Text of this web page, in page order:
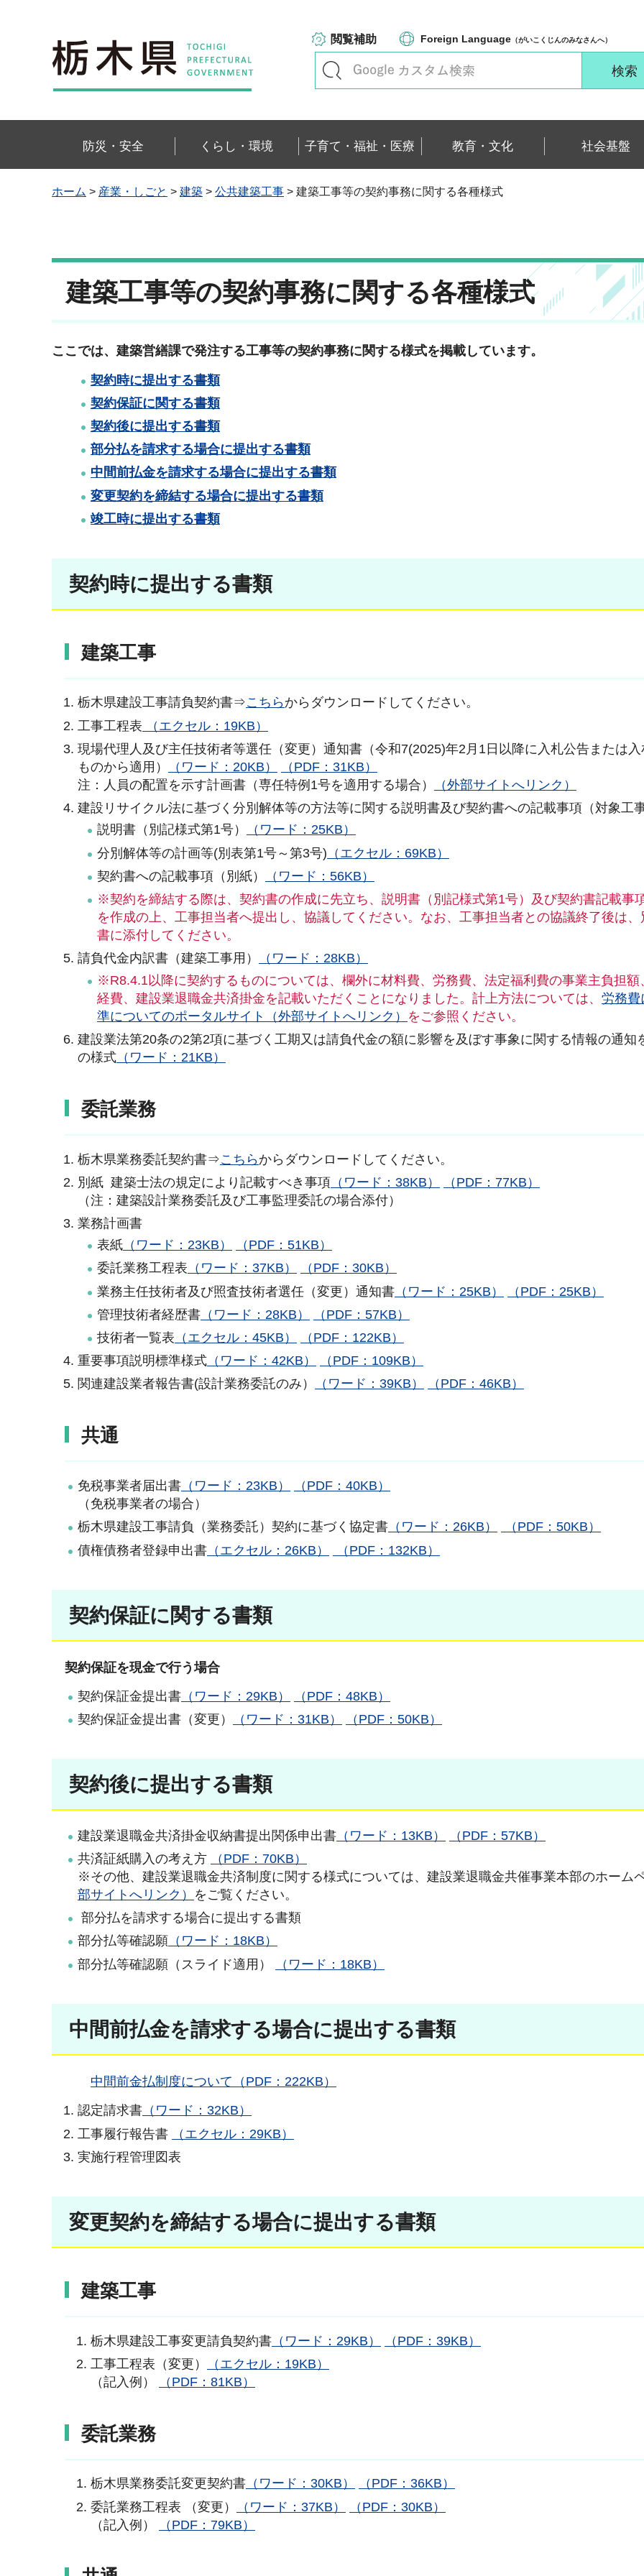
栃木県
閲覧補助 Foreign Language （がいこくじんのみなさんへ）
防災・安全 くらし・環境 子育て・福祉・医療 教育・文化 社会基盤
ホーム > 産業・しごと > 建築 > 公共建築工事 > 建築工事等の契約事務に関する各種様式
建築工事等の契約事務に関する各種様式
ここでは、建築営繕課で発注する工事等の契約事務に関する様式を掲載しています。
契約時に提出する書類
契約保証に関する書類
契約後に提出する書類
部分払を請求する場合に提出する書類
中間前払金を請求する場合に提出する書類
変更契約を締結する場合に提出する書類
竣工時に提出する書類
契約時に提出する書類
建築工事
栃木県建設工事請負契約書⇒こちらからダウンロードしてください。
工事工程表 （エクセル：19KB）
現場代理人及び主任技術者等選任（変更）通知書（令和7(2025)年2月1日以降に入札公告または入
ものから適用）
（ワード：20KB）
（PDF：31KB）
注：人員の配置を示す計画書（専任特例1号を適用する場合）
（外部サイトへリンク）
建設リサイクル法に基づく分別解体等の方法等に関する説明書及び契約書への記載事項（対象工事
説明書（別記様式第1号）
（ワード：25KB）
分別解体等の計画等(別表第1号～第3号) （エクセル：69KB）
契約書への記載事項（別紙）
（ワード：56KB）
※契約を締結する際は、契約書の作成に先立ち、説明書（別記様式第1号）及び契約書記載事
を作成の上、工事担当者へ提出し、協議してください。なお、工事担当者との協議終了後は、
書に添付してください。
請負代金内訳書（建築工事用）
（ワード：28KB）
※R8.4.1以降に契約するものについては、欄外に材料費、労務費、法定福利費の事業主負担額
経費、建設業退職金共済掛金を記載いただくことになりました。計上方法については、 労務費
準についてのポータルサイト（外部サイトへリンク） をご参照ください。
建設業法第20条の2第2項に基づく工期又は請負代金の額に影響を及ぼす事象に関する情報の通知
の様式 （ワード：21KB）
委託業務
栃木県業務委託契約書⇒こちらからダウンロードしてください。
別紙 建築士法の規定により記載すべき事項 （ワード：38KB）
（PDF：77KB）
（注：建築設計業務委託及び工事監理委託の場合添付）
業務計画書
表紙 （ワード：23KB）
（PDF：51KB）
委託業務工程表 （ワード：37KB）
（PDF：30KB）
業務主任技術者及び照査技術者選任（変更）通知書 （ワード：25KB）
（PDF：25KB）
管理技術者経歴書 （ワード：28KB）
（PDF：57KB）
技術者一覧表 （エクセル：45KB）
（PDF：122KB）
重要事項説明標準様式 （ワード：42KB）
（PDF：109KB）
関連建設業者報告書(設計業務委託のみ）
（ワード：39KB） （PDF：46KB）
共通
免税事業者届出書 （ワード：23KB）
（PDF：40KB）
（免税事業者の場合）
栃木県建設工事請負（業務委託）契約に基づく協定書 （ワード：26KB）
（PDF：50KB）
債権債務者登録申出書 （エクセル：26KB） （PDF：132KB）
契約保証に関する書類
契約保証を現金で行う場合
契約保証金提出書 （ワード：29KB）
（PDF：48KB）
契約保証金提出書（変更）
（ワード：31KB） （PDF：50KB）
契約後に提出する書類
建設業退職金共済掛金収納書提出関係申出書 （ワード：13KB）
（PDF：57KB）
共済証紙購入の考え方
（PDF：70KB）
※その他、建設業退職金共済制度に関する様式については、建設業退職金共催事業本部のホーム
部サイトへリンク） をご覧ください。
部分払を請求する場合に提出する書類
部分払等確認願 （ワード：18KB）
部分払等確認願（スライド適用）
（ワード：18KB）
中間前払金を請求する場合に提出する書類
中間前金払制度について（PDF：222KB）
認定請求書 （ワード：32KB）
工事履行報告書
（エクセル：29KB）
実施行程管理図表
変更契約を締結する場合に提出する書類
建築工事
栃木県建設工事変更請負契約書 （ワード：29KB）
（PDF：39KB）
工事工程表（変更）
（エクセル：19KB）
（記入例）
（PDF：81KB）
委託業務
栃木県業務委託変更契約書 （ワード：30KB）
（PDF：36KB）
委託業務工程表 （変更）
（ワード：37KB）
（PDF：30KB）
（記入例）
（PDF：79KB）